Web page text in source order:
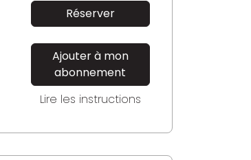
Réserver
Ajouter à mon
abonnement
Lire les instructions